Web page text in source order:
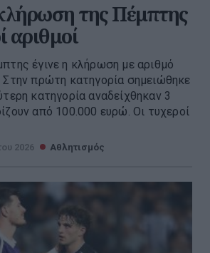
της Πέμπτης
αριθμοί
έγινε η κλήρωση με αριθμό
πρώτη κατηγορία σημειώθηκε
κατηγορία αναδείχθηκαν 3
από 100.000 ευρώ. Οι τυχεροί
2026 Αθλητισμός